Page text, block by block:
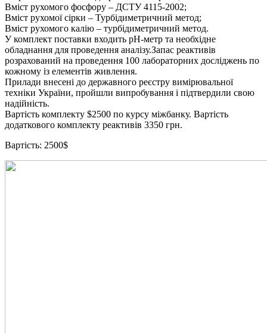
Вміст рухомого фосфору – ДСТУ 4115-2002;
Вміст рухомої сірки – Турбідиметричний метод;
Вміст рухомого калію – турбідиметричний метод.
У комплект поставки входить pH-метр та необхідне
обладнання для проведення аналізу.Запас реактивів
розрахований на проведення 100 лабораторних досліджень по
кожному із елементів живлення.
Прилади внесені до державного реєстру вимірювальної
техніки України, пройшли випробування і підтвердили свою
надійність.
Вартість комплекту $2500 по курсу міжбанку. Вартість
додаткового комплекту реактивів 3350 грн.
Вартість: 2500$